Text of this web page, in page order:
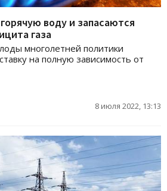
воду и запасаются
газа
многолетней политики
на полную зависимость от
8 июля 2022, 13:13